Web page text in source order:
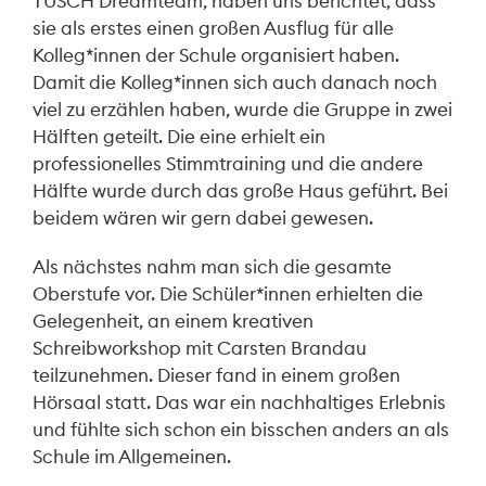
sie als erstes einen großen Ausflug für alle
Kolleg*innen der Schule organisiert haben.
Damit die Kolleg*innen sich auch danach noch
viel zu erzählen haben, wurde die Gruppe in zwei
Hälften geteilt. Die eine erhielt ein
professionelles Stimmtraining und die andere
Hälfte wurde durch das große Haus geführt. Bei
beidem wären wir gern dabei gewesen.
Als nächstes nahm man sich die gesamte
Oberstufe vor. Die Schüler*innen erhielten die
Gelegenheit, an einem kreativen
Schreibworkshop mit Carsten Brandau
teilzunehmen. Dieser fand in einem großen
Hörsaal statt. Das war ein nachhaltiges Erlebnis
und fühlte sich schon ein bisschen anders an als
Schule im Allgemeinen.